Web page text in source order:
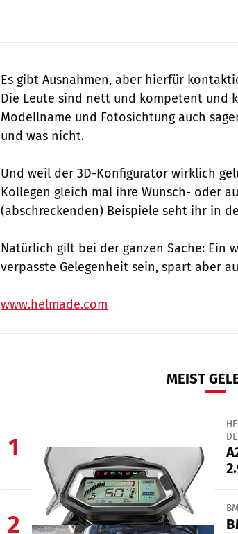
Es gibt Ausnahmen, aber hierfür
Die Leute sind nett und kompetent und
Modellname und Fotosichtung auch
und was nicht.
Und weil der 3D-Konfigurator wirklich
Kollegen gleich mal ihre Wunsch- oder
(abschreckenden) Beispiele seht ihr in
Natürlich gilt bei der ganzen Sache: Ein
verpasste Gelegenheit sein, spart aber
www.helmade.com
MEIST
1
2